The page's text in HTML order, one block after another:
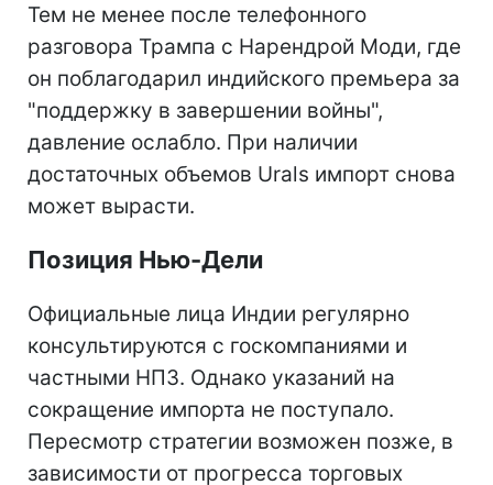
Тем не менее после телефонного
разговора Трампа с Нарендрой Моди, где
он поблагодарил индийского премьера за
"поддержку в завершении войны",
давление ослабло. При наличии
достаточных объемов Urals импорт снова
может вырасти.
Позиция Нью-Дели
Официальные лица Индии регулярно
консультируются с госкомпаниями и
частными НПЗ. Однако указаний на
сокращение импорта не поступало.
Пересмотр стратегии возможен позже, в
зависимости от прогресса торговых